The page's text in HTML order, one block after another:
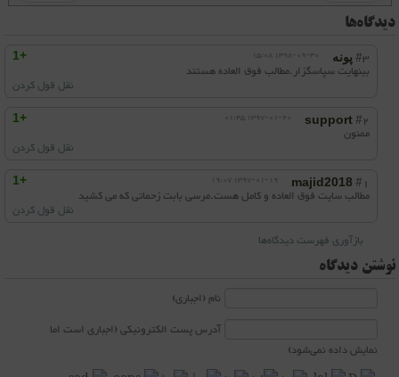
دیدگاه‌ها
+1 #3 پونه 1398-09-30 15:08
بینهایت سپاسگزار.مطالب فوق العاده هستند
نقل قول کردن
+1 #2
support
1397-01-20 01:45
ممنون
نقل قول کردن
+1 #1
majid2018
1397-01-19 19:07
مطالب سایت فوق العاده و کامل هست.مرسی بابت زحماتی که می کشید
نقل قول کردن
بازآوری فهرست دیدگاه‌ها
نوشتن دیدگاه
نام (اجباری)
آدرس پست الکترونیکی (اجباری است اما
نمایش داده نمی‌شود)